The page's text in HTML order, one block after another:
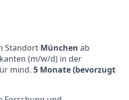
Standort München ab
(m/w/d) in der
mind. 5 Monate (bevorzugt